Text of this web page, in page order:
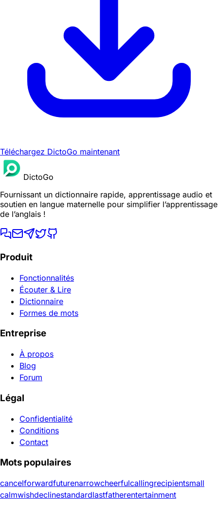
Téléchargez DictoGo maintenant
DictoGo
Fournissant un dictionnaire rapide, apprentissage audio et
soutien en langue maternelle pour simplifier l’apprentissage
de l’anglais !
Produit
Fonctionnalités
Écouter & Lire
Dictionnaire
Formes de mots
Entreprise
À propos
Blog
Forum
Légal
Confidentialité
Conditions
Contact
Mots populaires
cancelforwardfuturenarrowcheerfulcallingrecipientsmall
calmwishdeclinestandardlastfatherentertainment